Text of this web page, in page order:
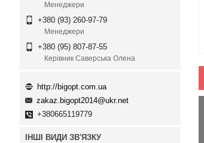
Менеджери
+380 (93) 260-97-79
Менеджери
+380 (95) 807-87-55
Керівник Саверська Олена
http://bigopt.com.ua
zakaz.bigopt2014@ukr.net
+380665119779
ІНШІ ВИДИ ЗВ'ЯЗКУ